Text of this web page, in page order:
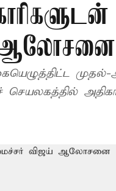
ஆலோசனை
செயலகத்தில்